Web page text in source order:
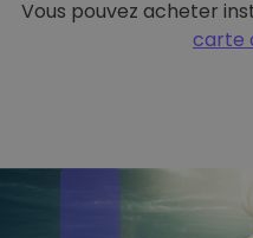
Vous pouvez acheter
carte